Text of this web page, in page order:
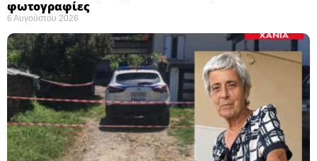
φωτογραφίες
6 Αυγούστου 2026